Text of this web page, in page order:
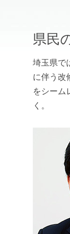
県民
埼玉県で
に伴う改
をシーム
く。